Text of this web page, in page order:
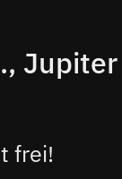
Jupiter
frei!